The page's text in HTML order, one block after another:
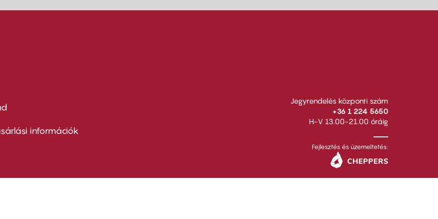
információk
Jegyrendelés központi szám
+36 1 224 5650
H-V 13.00-21.00 óráig
Fejlesztés és üzemeltetés: